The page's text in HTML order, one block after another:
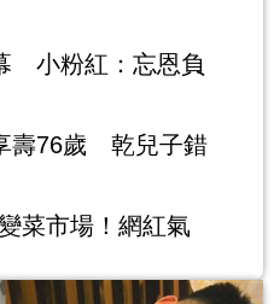
小粉紅：忘恩負
壽76歲 乾兒子錯
菜市場！網紅氣